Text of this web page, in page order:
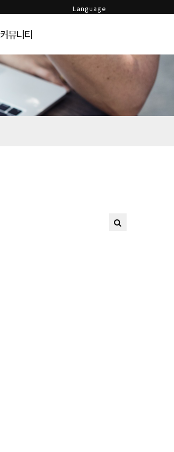
Language
커뮤니티